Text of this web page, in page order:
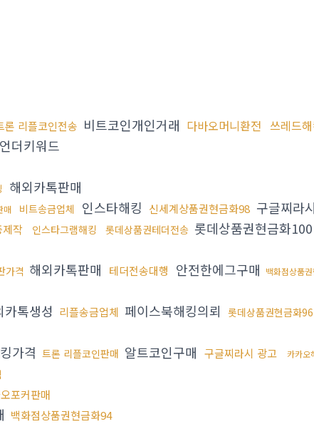
론 리플코인전송 비트코인개인거래 다바오머니환전 쓰레드
언더키워드
해외카톡판매
매 비트송금업체 인스타해킹 신세계상품권현금화98 구글찌라
제작 인스타그램해킹 롯데상품권테더전송 롯데상품권현금화100
가격 해외카톡판매 테더전송대행 안전한에그구매 백화점상품
카톡생성 리플송금업체 페이스북해킹의뢰 롯데상품권현금화96
가격 트론 리플코인판매 알트코인구매 구글찌라시 광고 카카오
포커판매
백화점상품권현금화94